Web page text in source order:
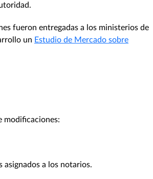
fueron entregadas a los ministerios de
un Estudio de Mercado sobre
modificaciones:
asignados a los notarios.